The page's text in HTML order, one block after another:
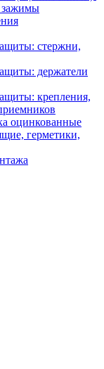
зажимы
стержни,
держатели
крепления,
оцинкованные
герметики,